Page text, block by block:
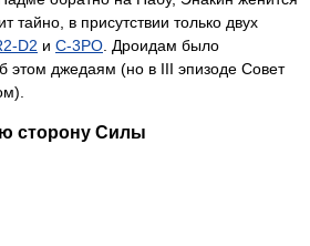
тайно, в присутствии только двух
D2 и C-3PO . Дроидам было
этом джедаям (но в III эпизоде Совет
сторону Силы